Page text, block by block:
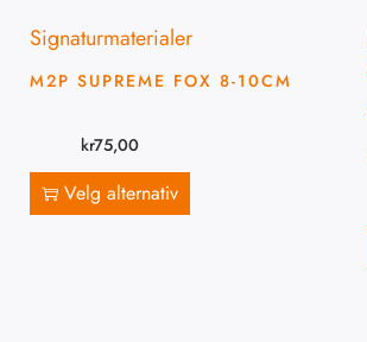
Signaturmaterialer
M2P SUPREME FOX 8-10CM
kr75,00
Velg alternativ